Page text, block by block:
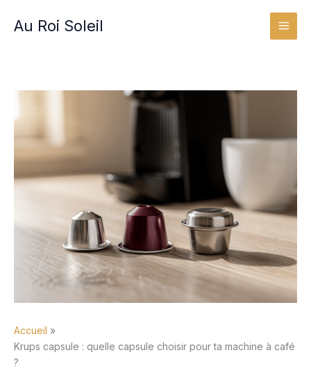
Au Roi Soleil
Accueil
Krups capsule : quelle capsule choisir pour ta machine à café
?